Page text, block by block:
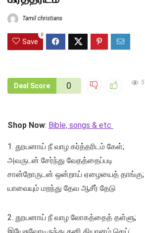
Tamil christians
Save
0
Deal Score 0 5
Shop Now: Bible, songs & etc
1. தூயனாய் நீ வாழ கர்த்தரிடம் கேள்;
அவருடன் சேர்ந்து வேதத்தைப்படி
சான்றோருடன் ஒன்றாய் ஏழையைத் தாங்கு;
யாவையும் மறந்து தேவ ஆசீர் தேடு
2. தூயனாய் நீ வாழ லோகத்தைத் தள்ளு;